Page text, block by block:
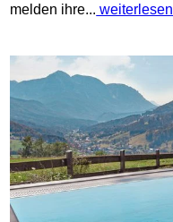
melden ihre... weiterlesen